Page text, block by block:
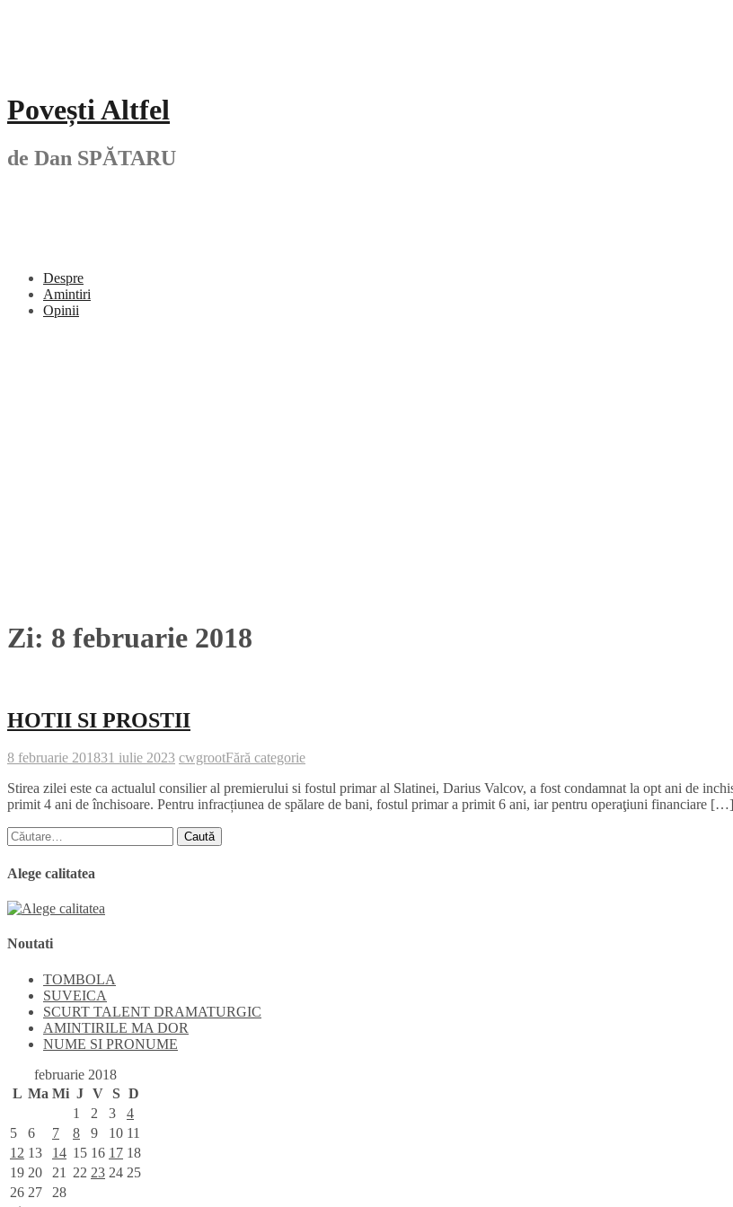
Povești Altfel
de Dan SPĂTARU
Despre
Amintiri
Opinii
Zi: 8 februarie 2018
HOTII SI PROSTII
8 februarie 201831 iulie 2023 cwgrootFără categorie
Stirea zilei este ca actualul consilier al premierului si fostul primar al Slatinei, Darius Valcov, a fost condamnat la opt ani de
primit 4 ani de închisoare. Pentru infracțiunea de spălare de bani, fostul primar a primit 6 ani, iar pentru operaţiuni financiare […]
Caută
după:
Alege calitatea
Noutati
TOMBOLA
SUVEICA
SCURT TALENT DRAMATURGIC
AMINTIRILE MA DOR
NUME SI PRONUME
februarie 2018
L Ma Mi J V S D
1
2 3
4
5
6 7 8 9 10 11
12 13 14 15 16 17 18
19 20 21 22 23 24 25
26 27
28